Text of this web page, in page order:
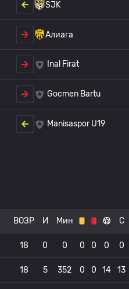
SJK
Алиага
Inal Firat
Gocmen Bartu
Manisaspor U19
ВОЗР И Мин С
18 0 0 0 0 0 0
18 5 352 0 0 14 13